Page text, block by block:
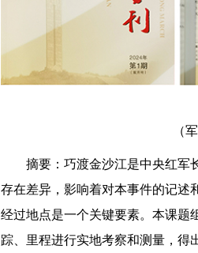
（
摘要： 巧渡金沙江是中央红军
存在差异，影响着对本事件的记述
经过地点是一个关键要素。本课题
踪、里程进行实地考察和测量，得